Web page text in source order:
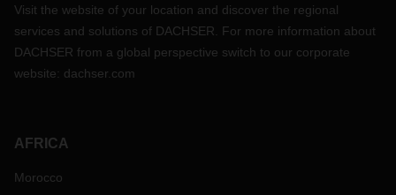
Visit the website of your location and discover the regional
services and solutions of DACHSER. For more information about
DACHSER from a global perspective switch to our corporate
website: dachser.com
AFRICA
Morocco